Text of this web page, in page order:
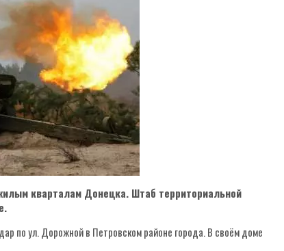
кварталам Донецка. Штаб территориальной
по ул. Дорожной в Петровском районе города. В своём доме